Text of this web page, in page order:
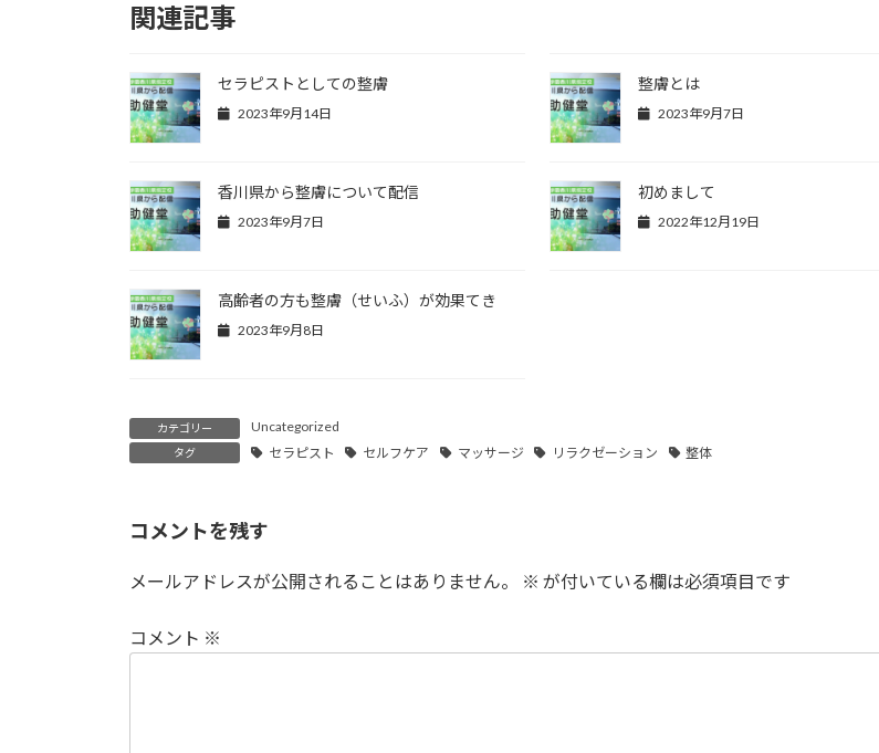
関連記事
セラピストとしての整膚
2023年9月14日
整膚とは
2023年9月7日
香川県から整膚について配信
2023年9月7日
初めまして
2022年12月19日
高齢者の方も整膚（せいふ）が効果てき
2023年9月8日
カテゴリー Uncategorized
タグ セラピスト セルフケア マッサージ リラクゼーション 整体
コメントを残す
メールアドレスが公開されることはありません。 ※ が付いている欄は必須項目です
コメント ※